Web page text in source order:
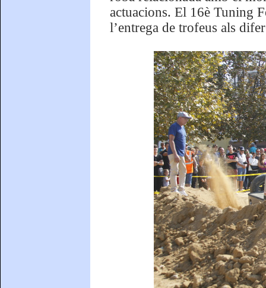
actuacions. El 16è Tuning
l’entrega de trofeus als